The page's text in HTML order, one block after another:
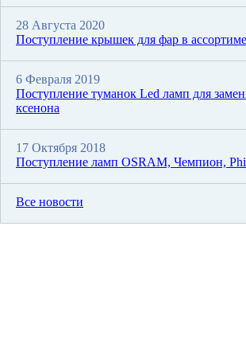
28 Августа 2020
Поступление крышек для фар в
6 Февраля 2019
Поступление туманок Led ламп для
ксенона
17 Октября 2018
Поступление ламп OSRAM, Чемпион,
Все новости